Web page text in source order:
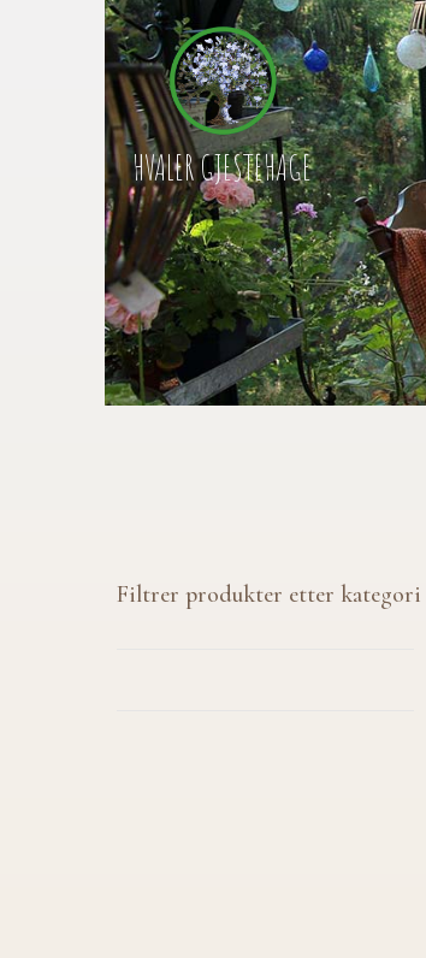
HVALER GJESTEHAGE
Filtrer produkter etter kategori